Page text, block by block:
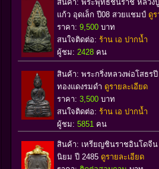
สินค้า: พระพุทธชินราช หลวงปู่
แก้ว อุดเล็ก ปี08 สวยแชมป์ ดูร
ราคา: 9,500 บาท
สนใจติดต่อ: ร้าน เอ ปากน้ำ
ผู้ชม: 2428 คน
สินค้า: พระกริ่งหลวงพ่อโสธรปี
ทองแดงรมดำ ดูรายละเอียด
ราคา: 3,500 บาท
สนใจติดต่อ: ร้าน เอ ปากน้ำ
ผู้ชม: 5851 คน
สินค้า: เหรียญชินราชอินโดจีน
นิยม ปี 2485 ดูรายละเอียด